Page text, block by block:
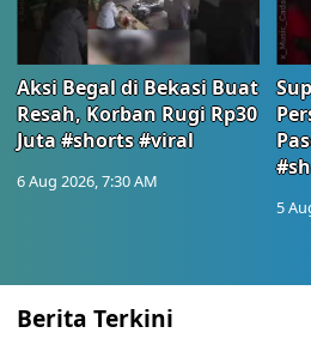
Aksi Begal di Bekasi Buat
Resah, Korban Rugi Rp30
Juta #shorts #viral
6 Aug 2026, 7:30 AM
5
Berita Terkini